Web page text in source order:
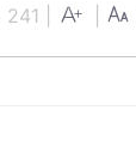
241